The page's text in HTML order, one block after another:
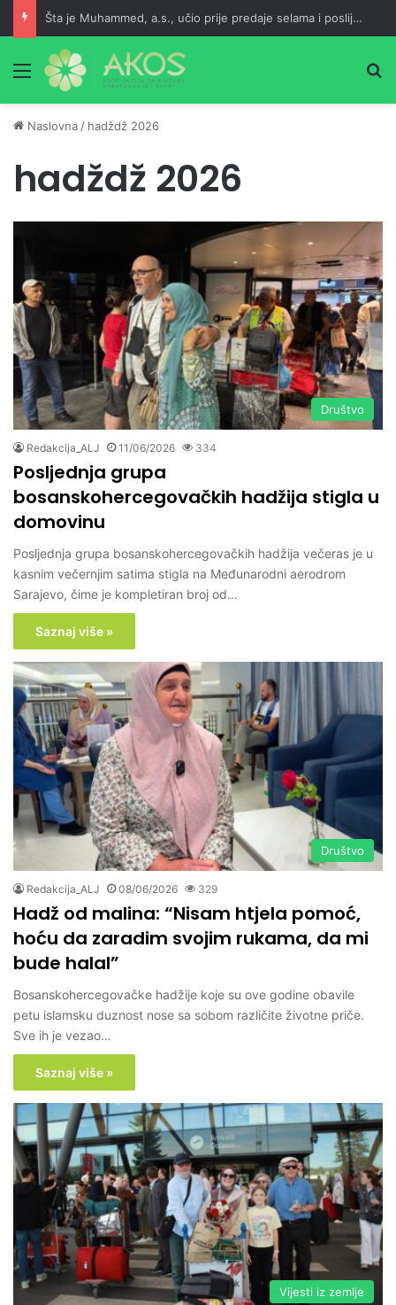
Šta je Muhammed, a.s., učio prije predaje selama i poslije namaza?
Meni
Naslovna / hadždž 2026
hadždž 2026
Društvo
Redakcija_ALJ 11/06/2026 334
Posljednja grupa
bosanskohercegovačkih hadžija stigla u
domovinu
Posljednja grupa bosanskohercegovačkih hadžija večeras je u
kasnim večernjim satima stigla na Međunarodni aerodrom
Sarajevo, čime je kompletiran broj od…
Saznaj više »
Društvo
Redakcija_ALJ 08/06/2026 329
Hadž od malina: “Nisam htjela pomoć,
hoću da zaradim svojim rukama, da mi
bude halal”
Bosanskohercegovačke hadžije koje su ove godine obavile
petu islamsku duznost nose sa sobom različite životne priče.
Sve ih je vezao…
Saznaj više »
Vijesti iz zemlje